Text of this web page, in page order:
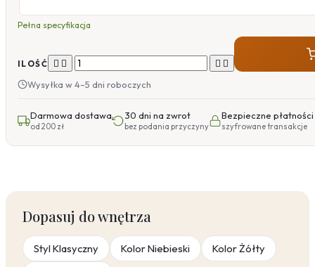
Pełna specyfikacja
ILOŚĆ    
Wysyłka w 4–5 dni roboczych
Darmowa dostawa
od 200 zł
30 dni na zwrot
bez podania przyczyny
Bezpieczne płatności
szyfrowane transakcje
Dopasuj do wnętrza
Styl Klasyczny Kolor Niebieski
Kolor Żółty